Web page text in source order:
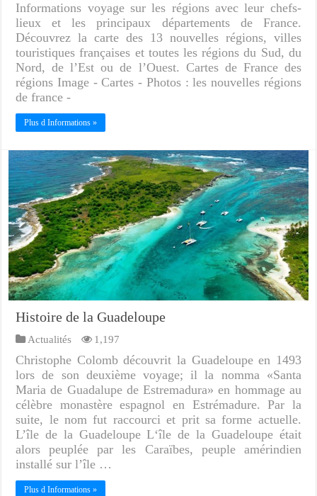
Informations voyage sur les régions avec leur chefs-
lieux et les principaux départements de France.
Découvrez la carte des 13 nouvelles régions, villes
touristiques françaises et toutes les régions du Sud, du
Nord, de l’Est ou de l’Ouest. Cartes de France des
régions Image - Cartes - Photos : les nouvelles régions
de france -
Plus d Informations »
Histoire de la Guadeloupe
Actualités 1,197
Christophe Colomb découvrit la Guadeloupe en 1493
lors de son deuxième voyage; il la nomma «Santa
Maria de Guadalupe de Estremadura» en hommage au
célèbre monastère espagnol en Estrémadure. Par la
suite, le nom fut raccourci et prit sa forme actuelle.
L’île de la Guadeloupe L‘île de la Guadeloupe était
alors peuplée par les Caraïbes, peuple amérindien
installé sur l’île …
Plus d Informations »